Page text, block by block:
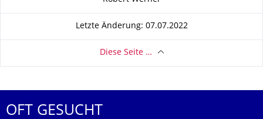
Letzte Änderung: 07.07.2022
Diese Seite …
OFT GESUCHT